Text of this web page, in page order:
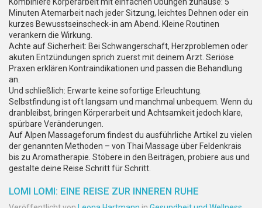
Minuten Atemarbeit nach jeder Sitzung, leichtes Dehnen oder ein
kurzes Bewusstseinscheck-in am Abend. Kleine Routinen
verankern die Wirkung.
Achte auf Sicherheit: Bei Schwangerschaft, Herzproblemen oder
akuten Entzündungen sprich zuerst mit deinem Arzt. Seriöse
Praxen erklären Kontraindikationen und passen die Behandlung
an.
Und schließlich: Erwarte keine sofortige Erleuchtung.
Selbstfindung ist oft langsam und manchmal unbequem. Wenn du
dranbleibst, bringen Körperarbeit und Achtsamkeit jedoch klare,
spürbare Veränderungen.
Auf Alpen Massageforum findest du ausführliche Artikel zu vielen
der genannten Methoden – von Thai Massage über Feldenkrais
bis zu Aromatherapie. Stöbere in den Beiträgen, probiere aus und
gestalte deine Reise Schritt für Schritt.
LOMI LOMI: EINE REISE ZUR INNEREN RUHE